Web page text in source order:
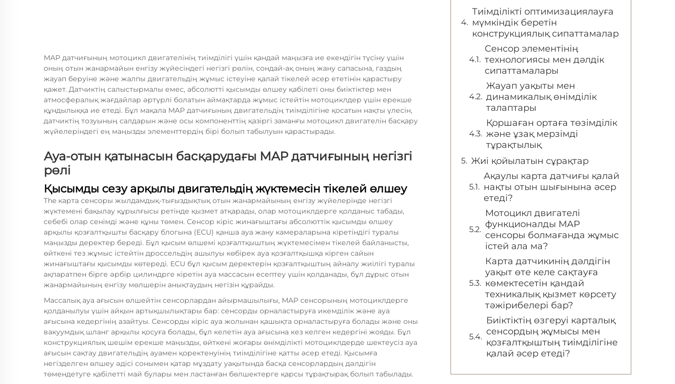
MAP датчиғының мотоцикл двигателінің тиімділігі үшін қандай маңызға ие екендігін түсіну үшін
оның отын жанармайын енгізу жүйесіндегі негізгі рөлін, сондай-ақ оның жану сапасына, газдың
жауап беруіне және жалпы двигательдің жұмыс істеуіне қалай тікелей әсер ететінін қарастыру
қажет. Датчиктің салыстырмалы емес, абсолютті қысымды өлшеу қабілеті оны биіктіктер мен
атмосфералық жағдайлар әртүрлі болатын аймақтарда жұмыс істейтін мотоциклдер үшін ерекше
құндылыққа ие етеді. Бұл мақала MAP датчиғының двигательдің тиімділігіне қосатын нақты үлесін,
датчиктің тозуының салдарын және осы компоненттің қазіргі заманғы мотоцикл двигателін басқару
жүйелеріндегі ең маңызды элементтердің бірі болып табылуын қарастырады.
Ауа-отын қатынасын басқарудағы MAP датчиғының негізгі
рөлі
Қысымды сезу арқылы двигательдің жүктемесін тікелей өлшеу
The карта сенсоры жылдамдық-тығыздықтық отын жанармайының енгізу жүйелерінде негізгі
жүктемені бақылау құрылғысы ретінде қызмет атқарады, олар мотоциклдерге қолданыс табады,
себебі олар сенімді және құны төмен. Сенсор кіріс жинағыштағы абсолюттік қысымды өлшеу
арқылы қозғалтқышты басқару блогына (ECU) қанша ауа жану камераларына кіретіндігі туралы
маңызды деректер береді. Бұл қысым өлшемі қозғалтқыштың жүктемесімен тікелей байланысты,
өйткені тез жұмыс істейтін дроссельдің ашылуы көбірек ауа қозғалтқышқа кірген сайын
жинағыштағы қысымды көтереді. ECU бұл қысым деректерін қозғалтқыштың айналу жиілігі туралы
ақпаратпен бірге әрбір цилиндрге кіретін ауа массасын есептеу үшін қолданады, бұл дұрыс отын
жанармайының енгізу мөлшерін анықтаудың негізін құрайды.
Массалық ауа ағысын өлшейтін сенсорлардан айырмашылығы, MAP сенсорының мотоциклдерге
қолданылуы үшін айқын артықшылықтары бар: сенсорды орналастыруға икемділік және ауа
ағысына кедергінің азайтуы. Сенсорды кіріс ауа жолынан қашықта орналастыруға болады және оны
вакуумдық шланг арқылы қосуға болады, бұл келетін ауа ағысына кез келген кедергіні жояды. Бұл
конструкциялық шешім ерекше маңызды, өйткені жоғары өнімділікті мотоциклдерде шектеусіз ауа
ағысын сақтау двигательдің ауамен қоректенуінің тиімділігіне қатты әсер етеді. Қысымға
негізделген өлшеу әдісі сонымен қатар мұздату уақытында басқа сенсорлардың дәлдігін
төмендетуге қабілетті май булары мен ластанған бөлшектерге қарсы тұрақтырақ болып табылады.
Тиімділікті оптимизациялауға
мүмкіндік беретін
конструкциялық сипаттамалар
Сенсор элементінің
технологиясы мен дәлдік
сипаттамалары
Жауап уақыты мен
динамикалық өнімділік
талаптары
Қоршаған ортаға төзімділік
және ұзақ мерзімді
тұрақтылық
Жиі қойылатын сұрақтар
Ақаулы карта датчиғы қалай
нақты отын шығынына әсер
етеді?
Мотоцикл двигателі
функционалды MAP
сенсоры болмағанда жұмыс
істей ала ма?
Карта датчикинің дәлдігін
уақыт өте келе сақтауға
көмектесетін қандай
техникалық қызмет көрсету
тәжірибелері бар?
Биіктіктің өзгеруі карталық
сенсордың жұмысы мен
қозғалтқыштың тиімділігіне
қалай әсер етеді?